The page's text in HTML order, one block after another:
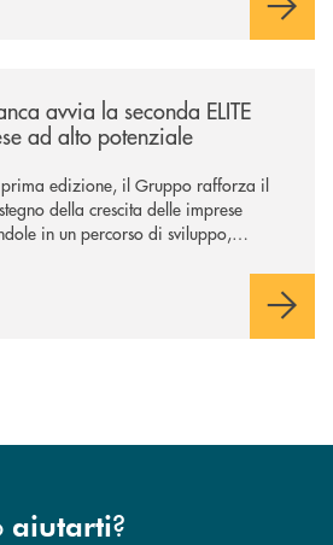
avvia la seconda ELITE
ad alto potenziale
prima edizione, il Gruppo rafforza il
della crescita delle imprese
in un percorso di sviluppo,
aiutarti?